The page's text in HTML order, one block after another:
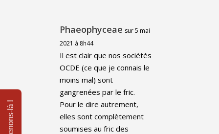
Phaeophyceae sur 5 mai
2021 à 8h44
Il est clair que nos sociétés
OCDE (ce que je connais le
moins mal) sont
gangrenées par le fric.
Pour le dire autrement,
elles sont complètement
soumises au fric des